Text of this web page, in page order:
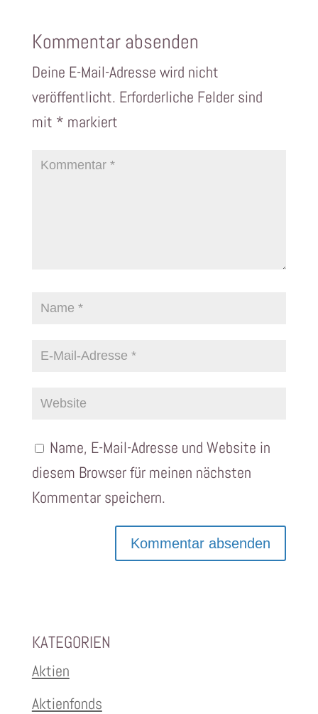
Kommentar absenden
Deine E-Mail-Adresse wird nicht
veröffentlicht. Erforderliche Felder sind
mit * markiert
Name, E-Mail-Adresse und Website in
diesem Browser für meinen nächsten
Kommentar speichern.
KATEGORIEN
Aktien
Aktienfonds